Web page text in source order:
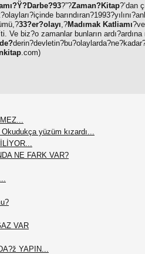
?”?Zaman?Kitap?’dan
33?er?olayı ,?Madımak Katliamı
Ve biz?o zamanlar bunların
.com)
yüzüm kızardı...
NE FARK VAR?
VAR
YAPIN...